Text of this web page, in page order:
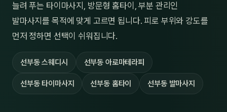
늘려 푸는 타이마사지, 방문형 홈타이, 부분 관리인
발마사지를 목적에 맞게 고르면 됩니다. 피로 부위와 강도를
먼저 정하면 선택이 쉬워집니다.
선부동 스웨디시 선부동 아로마테라피
선부동 타이마사지 선부동 홈타이 선부동 발마사지